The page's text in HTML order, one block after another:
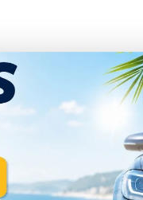
metalico